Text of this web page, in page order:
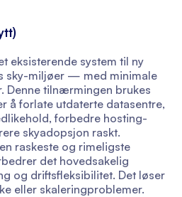
eksisterende system til ny
sky-miljøer — med minimale
Denne tilnærmingen brukes
å forlate utdaterte datasentre,
forbedre hosting-
skyadopsjon raskt.
raskeste og rimeligste
det hovedsakelig
og driftsfleksibilitet. Det løser
eller skaleringproblemer.